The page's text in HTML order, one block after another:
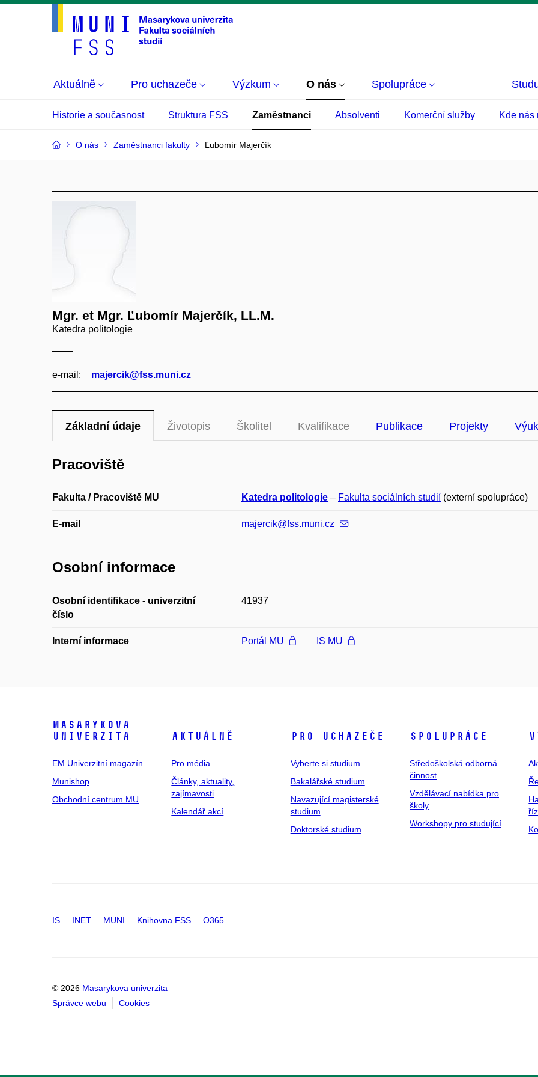
Aktuálně Pro uchazeče Výzkum O nás Spolupráce
Historie a současnost Struktura FSS Zaměstnanci Absolventi Komerční služby Kde nás
O nás Zaměstnanci fakulty Ľubomír Majerčík
Mgr. et Mgr. Ľubomír Majerčík, LL.M.
Katedra politologie
e‑mail: majercik@fss.muni.cz
Základní údaje Životopis Školitel Kvalifikace Publikace Projekty
Pracoviště
Fakulta / Pracoviště MU Katedra politologie – Fakulta sociálních studií (externí spolupráce)
E-mail majercik@fss.muni.cz
Osobní informace
Osobní identifikace - univerzitní
číslo
41937
Interní informace Portál MU IS MU
Masarykova
univerzita
EM Univerzitní magazín
Munishop
Obchodní centrum MU
Aktuálně
Pro média
Články, aktuality,
zajímavosti
Kalendář akcí
Pro uchazeče
Vyberte si studium
Bakalářské studium
Navazující magisterské
studium
Doktorské studium
Spolupráce
Středoškolská odborná
činnost
Vzdělávací nabídka pro
školy
Workshopy pro studující
IS INET MUNI Knihovna FSS O365
© 2026 Masarykova univerzita
Správce webu
Cookies